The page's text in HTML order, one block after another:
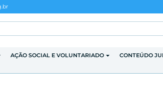
AÇÃO SOCIAL E VOLUNTARIADO
CONTEÚDO